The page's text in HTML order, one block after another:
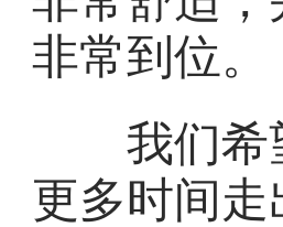
非常到位。
我们希望
更多时间